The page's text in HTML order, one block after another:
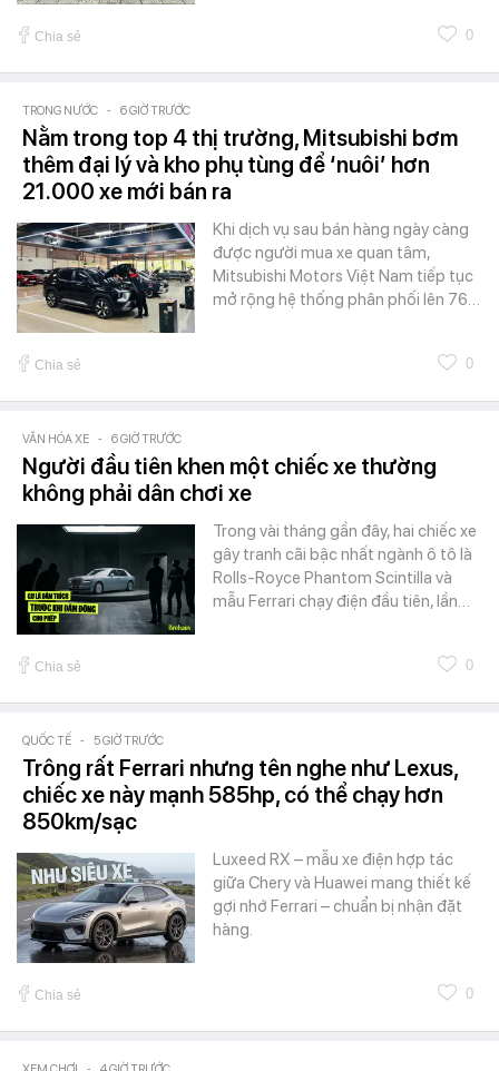
Chia sẻ 0
TRONG NƯỚC - 6 GIỜ TRƯỚC
Nằm trong top 4 thị trường, Mitsubishi bơm
thêm đại lý và kho phụ tùng để ‘nuôi’ hơn
21.000 xe mới bán ra
Khi dịch vụ sau bán hàng ngày càng
được người mua xe quan tâm,
Mitsubishi Motors Việt Nam tiếp tục
mở rộng hệ thống phân phối lên 76…
Chia sẻ 0
VĂN HÓA XE - 6 GIỜ TRƯỚC
Người đầu tiên khen một chiếc xe thường
không phải dân chơi xe
Trong vài tháng gần đây, hai chiếc xe
gây tranh cãi bậc nhất ngành ô tô là
Rolls-Royce Phantom Scintilla và
mẫu Ferrari chạy điện đầu tiên, lần…
Chia sẻ 0
QUỐC TẾ - 5 GIỜ TRƯỚC
Trông rất Ferrari nhưng tên nghe như Lexus,
chiếc xe này mạnh 585hp, có thể chạy hơn
850km/sạc
Luxeed RX – mẫu xe điện hợp tác
giữa Chery và Huawei mang thiết kế
gợi nhớ Ferrari – chuẩn bị nhận đặt
hàng.
Chia sẻ 0